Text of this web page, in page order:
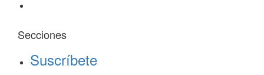
Secciones
Suscríbete